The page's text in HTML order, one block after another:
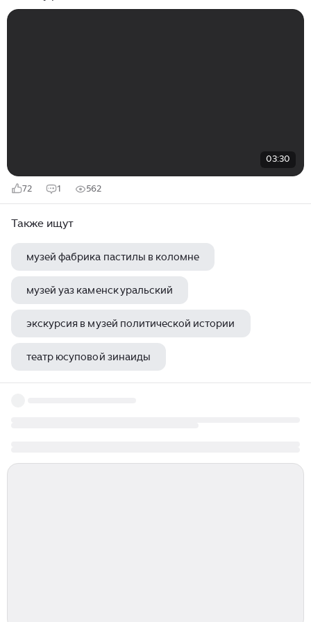
03:30
72 1 562
Также ищут
музей фабрика пастилы в коломне
музей уаз каменск уральский
экскурсия в музей политической истории
театр юсуповой зинаиды